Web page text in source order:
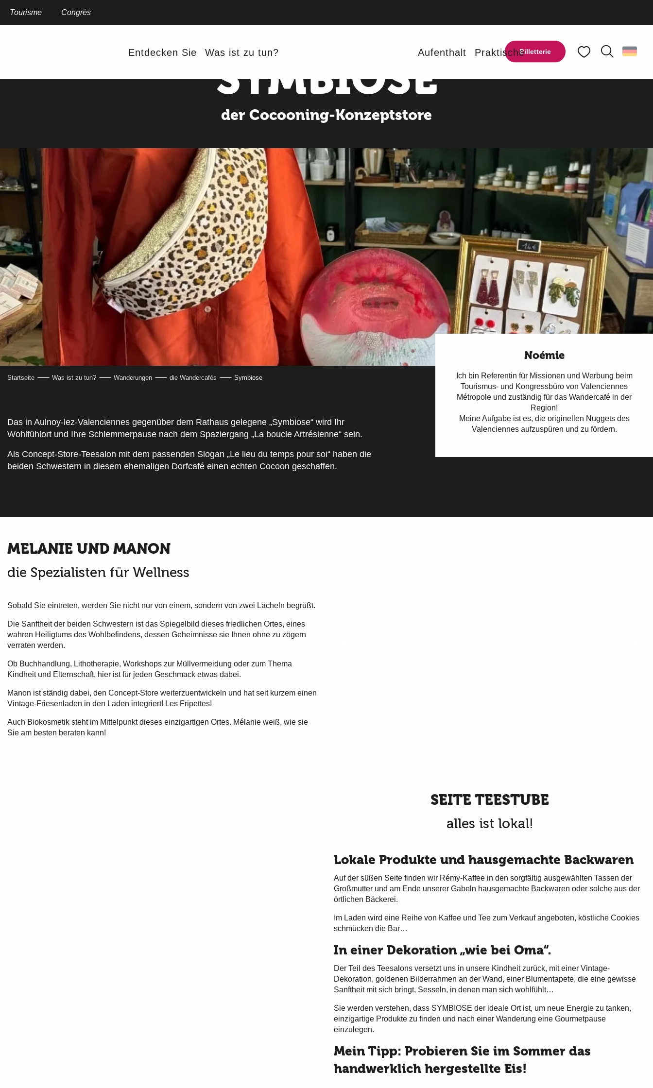
Billetterie
Tourisme Congrès
Entdecken Sie Was ist zu tun? Aufenthalt Praktische
SYMBIOSE
der Cocooning-Konzeptstore
Startseite Was ist zu tun? Wanderungen die Wandercafés Symbiose
Das in Aulnoy-lez-Valenciennes gegenüber dem Rathaus gelegene „Symbiose“ wird Ihr
Wohlfühlort und Ihre Schlemmerpause nach dem Spaziergang „La boucle Artrésienne“ sein.
Als Concept-Store-Teesalon mit dem passenden Slogan „Le lieu du temps pour soi“ haben die
beiden Schwestern in diesem ehemaligen Dorfcafé einen echten Cocoon geschaffen.
Noémie
Ich bin Referentin für Missionen und Werbung beim
Tourismus- und Kongressbüro von Valenciennes
Métropole und zuständig für das Wandercafé in der
Region!
Meine Aufgabe ist es, die originellen Nuggets des
Valenciennes aufzuspüren und zu fördern.
MELANIE UND MANON
die Spezialisten für Wellness
Sobald Sie eintreten, werden Sie nicht nur von einem, sondern von zwei Lächeln begrüßt.
Die Sanftheit der beiden Schwestern ist das Spiegelbild dieses friedlichen Ortes, eines
wahren Heiligtums des Wohlbefindens, dessen Geheimnisse sie Ihnen ohne zu zögern
verraten werden.
Ob Buchhandlung, Lithotherapie, Workshops zur Müllvermeidung oder zum Thema
Kindheit und Elternschaft, hier ist für jeden Geschmack etwas dabei.
Manon ist ständig dabei, den Concept-Store weiterzuentwickeln und hat seit kurzem einen
Vintage-Friesenladen in den Laden integriert! Les Fripettes!
Auch Biokosmetik steht im Mittelpunkt dieses einzigartigen Ortes. Mélanie weiß, wie sie
Sie am besten beraten kann!
SEITE TEESTUBE
alles ist lokal!
Lokale Produkte und hausgemachte Backwaren
Auf der süßen Seite finden wir Rémy-Kaffee in den sorgfältig ausgewählten Tassen der
Großmutter und am Ende unserer Gabeln hausgemachte Backwaren oder solche aus der
örtlichen Bäckerei.
Im Laden wird eine Reihe von Kaffee und Tee zum Verkauf angeboten, köstliche Cookies
schmücken die Bar…
In einer Dekoration „wie bei Oma“.
Der Teil des Teesalons versetzt uns in unsere Kindheit zurück, mit einer Vintage-
Dekoration, goldenen Bilderrahmen an der Wand, einer Blumentapete, die eine gewisse
Sanftheit mit sich bringt, Sesseln, in denen man sich wohlfühlt…
Sie werden verstehen, dass SYMBIOSE der ideale Ort ist, um neue Energie zu tanken,
einzigartige Produkte zu finden und nach einer Wanderung eine Gourmetpause
einzulegen.
Mein Tipp: Probieren Sie im Sommer das
handwerklich hergestellte Eis!